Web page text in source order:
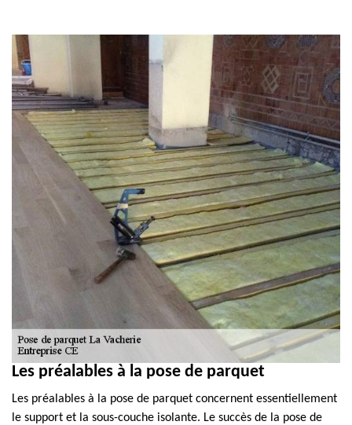
Les préalables à la pose de parquet
Les préalables à la pose de parquet concernent essentiellement
le support et la sous-couche isolante. Le succès de la pose de